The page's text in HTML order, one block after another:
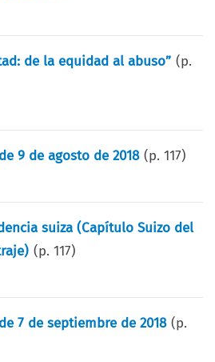
de la equidad al abuso” (p.
9 de agosto de 2018 (p.117)
suiza (Capítulo Suizo del
(p.117)
7 de septiembre de 2018 (p.